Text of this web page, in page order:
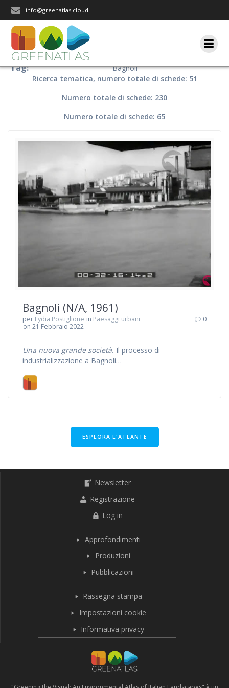
info@greenatlas.cloud
Tag:
Bagnoli
Ricerca tematica, numero totale di schede: 51
Numero totale di schede: 230
Numero totale di schede: 65
Bagnoli (N/A, 1961)
per Lydia Postiglione in Paesaggi urbani
on 21 Febbraio 2022
0
Una nuova grande società. Il processo di
industrializzazione a Bagnoli…
ESPLORA L'ATLANTE
Newsletter
Registrazione
Log in
Approfondimenti
Produzioni
Pubblicazioni
Rassegna stampa
Impostazioni cookie
Informativa privacy